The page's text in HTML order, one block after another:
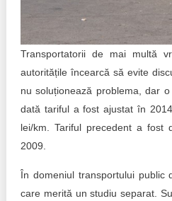
Consiliul consulativ
15 minute de realism economic
Buletin EU-STRAT
Aplică la BUNELE PRACTICI
Cele mai bune și cele mai
Transportatorii de mai multă
autoritățile încearcă să evite
nu soluționează problema, dar
dată tariful a fost ajustat în
lei/km. Tariful precedent a fost
2009.
În domeniul transportului public
care merită un studiu separat.